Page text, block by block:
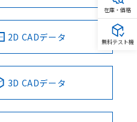
2D CADデータ
3D CADデータ
在庫・価格
無料テスト機